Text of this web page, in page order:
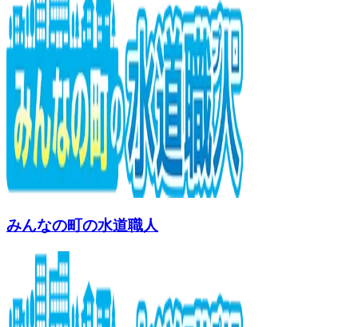
みんなの町の水道職人